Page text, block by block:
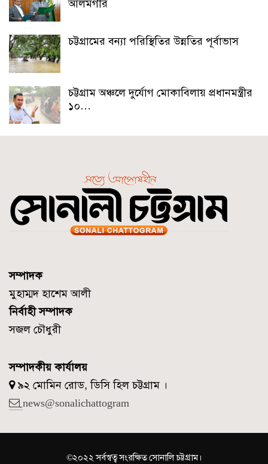
আলমগীর
চট্টগ্রামের বন্যা পরিস্থিতির উন্নতির পূর্বাভাস
চট্টগ্রাম অঞ্চলে দুর্যোগ মোকাবিলায় প্রধানমন্ত্রীর
১০…
সম্পাদক
মুহাম্মদ হাশেম আলী
নির্বাহী সম্পাদক
সজল চৌধুরী
সম্পাদকীয় কার্যালয়
৯২ মোমিন রোড, ডিসি হিল চট্টগ্রাম ।
news@sonalichattogram
©২০২২ সর্বস্বত্ব সংরক্ষিত সোনালি চট্টগ্রাম।